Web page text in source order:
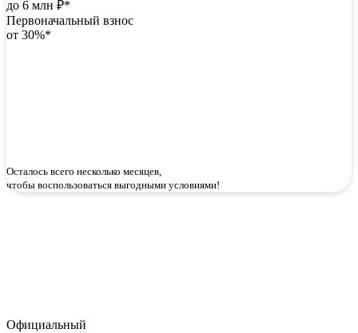
до 6 млн ₽*
Первоначальный взнос
от 30%*
Осталось всего несколько месяцев,
чтобы воспользоваться выгодными условиями!
Официальный